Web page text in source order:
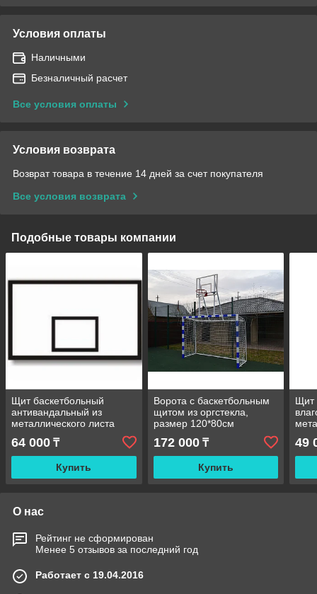
Условия оплаты
Наличными
Безналичный расчет
Все условия оплаты
Условия возврата
Возврат товара в течение 14 дней за счет покупателя
Все условия возврата
Подобные товары компании
Щит баскетбольный
антивандальный из
металлического листа
180см*105см
64 000 ₸
Купить
Ворота с баскетбольным
щитом из оргстекла,
размер 120*80см
172 000₸
Купить
Щит
49
О нас
Рейтинг не сформирован
Менее 5 отзывов за последний год
Работает с 19.04.2016